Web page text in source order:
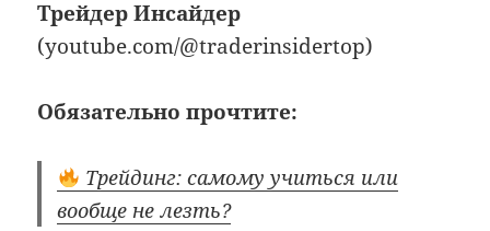
Трейдер Инсайдер
(youtube.com/@traderinsidertop)
Обязательно прочтите:
Трейдинг: самому учиться или
вообще не лезть?